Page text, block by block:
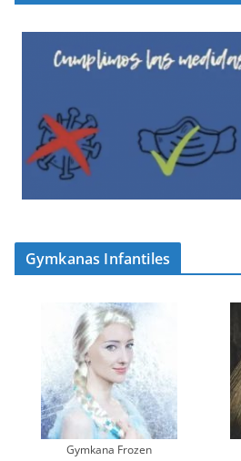
Gymkanas Infantiles
Gymkana Frozen